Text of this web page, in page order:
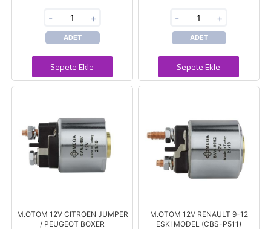
- +
ADET
Sepete Ekle
- +
ADET
Sepete Ekle
M.OTOM 12V CITROEN JUMPER
/ PEUGEOT BOXER
M.OTOM 12V RENAULT 9-12
ESKI MODEL (CBS-P511)